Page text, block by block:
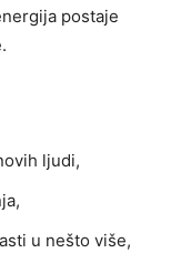
postaje
ljudi,
u nešto više,